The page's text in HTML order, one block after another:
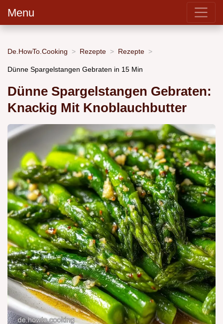
Menu
De.HowTo.Cooking Rezepte Rezepte
Dünne Spargelstangen Gebraten in 15 Min
Dünne Spargelstangen Gebraten:
Knackig Mit Knoblauchbutter